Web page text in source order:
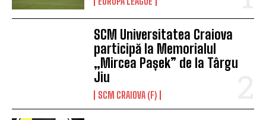
SCM Universitatea Craiova
participă la Memorialul
„Mircea Pașek” de la Târgu
Jiu
SCM CRAIOVA (F)